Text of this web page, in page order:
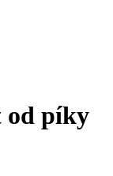
od píky